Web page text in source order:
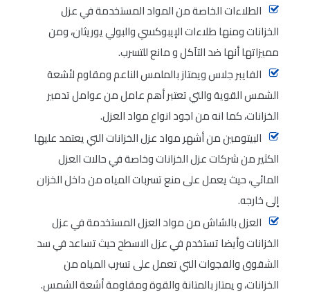
الطلاءات الخاصة من المواد المستخدمة في عزل
الخزانات ومنها طلاءات الإيبوكسي والبولي يوريثان، ومن
مميزاتها أنها ضد التآكل و مانع للتسرب.
الفايبر جلاس ويمتاز بالملمس الناعم ومقاوم لأشعة
الشمس القوية والتي تعتبر أهم عامل من عوامل تدمير
الخزانات، كما انه من اجود انواع مواد العزل.
البيتومين من أشهر مواد عزل الخزانات التي يعتمد عليها
الكثير من شركات عزل الخزانات وخاصة في حالات العزل
المائي، حيث يعمل على منع تسربات المياه من داخل الخزان
إلى خارجه.
العزل بالشاش من مواد العزل المستخدمة في عزل
الخزانات وأيضا تستخدم في عزل الاسطح حيث تساعد في سد
الشقوق والفجوات التي تعمل على تسرب المياه من
الخزانات، و يمتاز بالمتانة والقوة ومقاومة أشعة الشمس.